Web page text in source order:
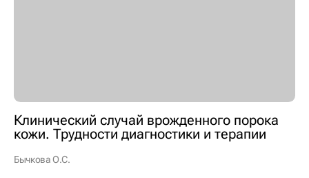
Клинический случай врожденного порока
кожи. Трудности диагностики и терапии
Бычкова О.С.